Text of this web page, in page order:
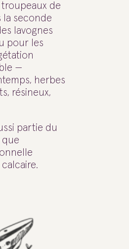
de
la seconde
lavognes
pour les
—
herbes
résineux,
partie du
que